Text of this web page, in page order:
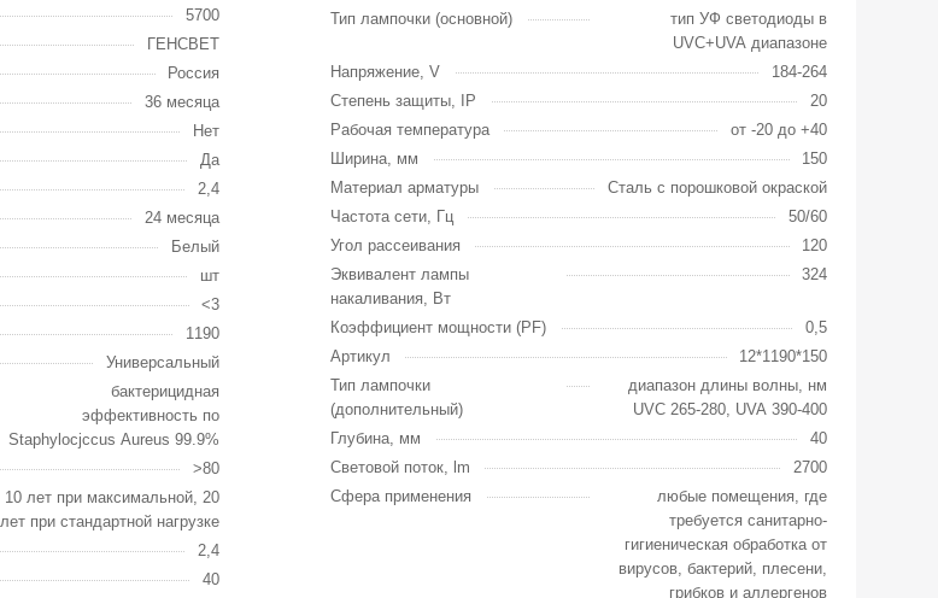
5700
ГЕНСВЕТ
Россия
36 месяца
Нет
Да
2,4
24 месяца
Белый
шт
<3
1190
Универсальный
бактерицидная
эффективность по
Staphylocjccus Aureus 99.9%
>80
10 лет при максимальной, 20
лет при стандартной нагрузке
2,4
40
Тип лампочки (основной)
тип УФ светодиоды в
UVC+UVA диапазоне
Напряжение, V
184-264
Степень защиты, IP
20
Рабочая температура
от -20 до +40
Ширина, мм
150
Материал арматуры
Сталь с порошковой окраской
Частота сети, Гц
50/60
Угол рассеивания
120
Эквивалент лампы
накаливания, Вт
324
Коэффициент мощности (PF)
0,5
Артикул
12*1190*150
Тип лампочки
(дополнительный)
диапазон длины волны, нм
UVC 265-280, UVA 390-400
Глубина, мм
40
Световой поток, lm
2700
Сфера применения
любые помещения, где
требуется санитарно-
гигиеническая обработка от
вирусов, бактерий, плесени,
грибков и аллергенов